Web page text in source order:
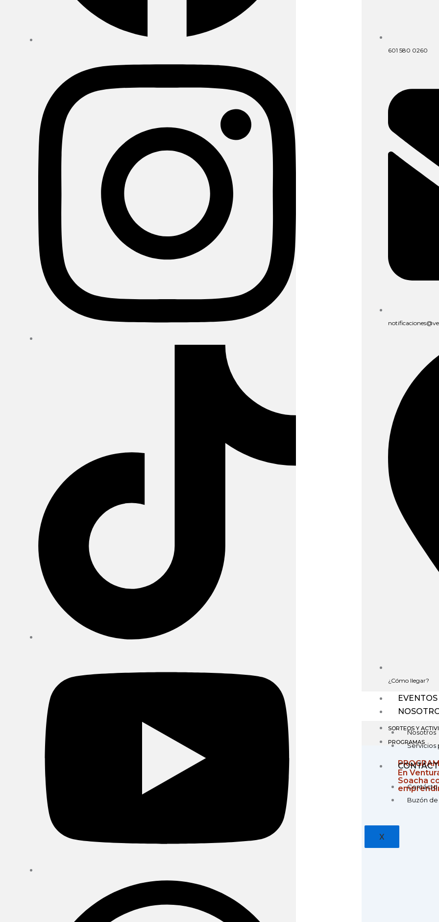
601 580 0260
¿Cómo llegar?
EVENTOS
Nosotros
Servicios
Contácto
Buzón
X
SORTEOS Y
PROGRAMAS
En
Soacha